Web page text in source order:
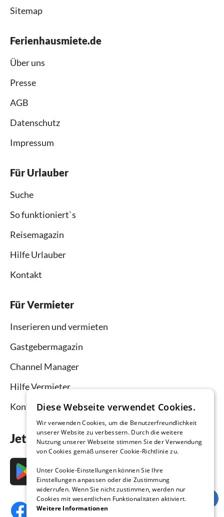
Sitemap
Ferienhausmiete.de
Über uns
Presse
AGB
Datenschutz
Impressum
Für Urlauber
Suche
So funktioniert`s
Reisemagazin
Hilfe Urlauber
Kontakt
Für Vermieter
Inserieren und vermieten
Gastgebermagazin
Channel Manager
Hilfe Vermieter
Kontakt
Jetzt die App downloaden
Diese Webseite verwendet Cookies.
Wir verwenden Cookies, um die Benutzerfreundlichkeit
unserer Website zu verbessern. Durch die weitere
Nutzung unserer Webseite stimmen Sie der Verwendung
von Cookies gemäß unserer Cookie-Richtlinie zu.
Unter Cookie-Einstellungen können Sie Ihre
Einstellungen anpassen oder die Zustimmung
widerrufen. Wenn Sie nicht zustimmen, werden nur
Cookies mit wesentlichen Funktionalitäten aktiviert.
Weitere Informationen